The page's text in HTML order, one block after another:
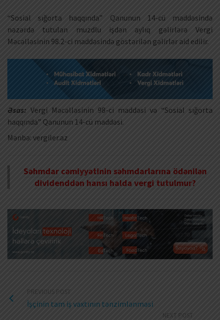
“Sosial sığorta haqqında” Qanunun 14-cü maddəsində
nəzərdə tutulan muzdlu işdən aylıq gəlirlərə Vergi
Məcəlləsinin 98.2-ci maddəsində göstərilən gəlirlər aid edilir.
Əsas: Vergi Məcəlləsinin 98-ci maddəsi və “Sosial sığorta
haqqında” Qanunun 14-cü maddəsi.
Mənbə: vergiler.az
Səhmdar cəmiyyətinin səhmdarlarına ödənilən
dividenddən hansı halda vergi tutulmur?
PREVIOUS POST
İşçinin tam iş vaxtının tənzimlənməsi
NEXT POST